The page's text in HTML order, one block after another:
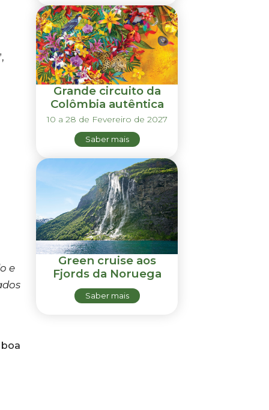
e
Grande circuito da
Colômbia autêntica
10 a 28 de Fevereiro de 2027
Saber mais
Green cruise aos
Fjords da Noruega
Saber mais